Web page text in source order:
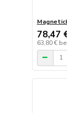
78,47
63,80 €